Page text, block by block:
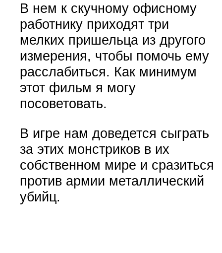
В нем к скучному офисному
работнику приходят три
мелких пришельца из другого
измерения, чтобы помочь ему
расслабиться. Как минимум
этот фильм я могу
посоветовать.
В игре нам доведется сыграть
за этих монстриков в их
собственном мире и сразиться
против армии металлический
убийц.